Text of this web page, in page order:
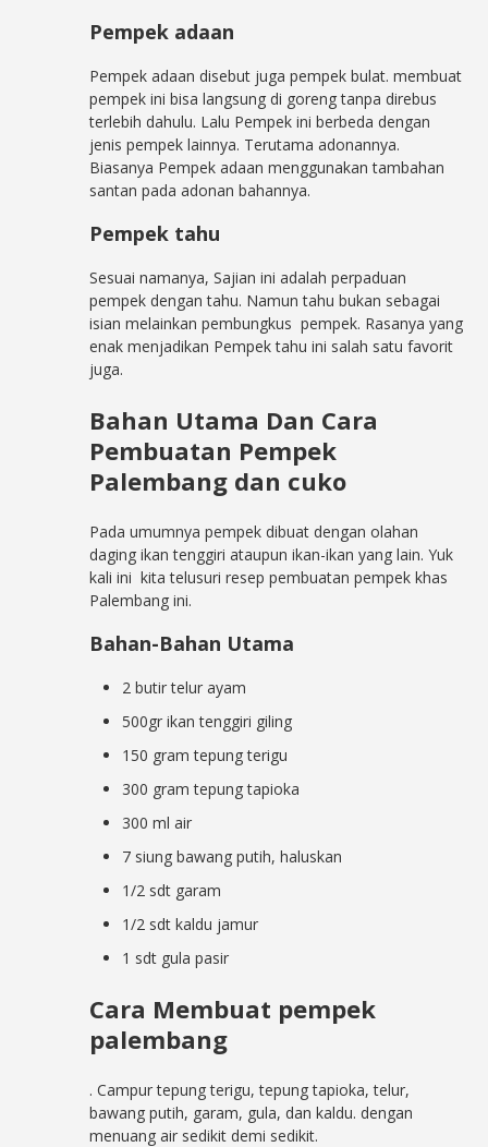
Pempek adaan
Pempek adaan disebut juga pempek bulat. membuat
pempek ini bisa langsung di goreng tanpa direbus
terlebih dahulu. Lalu Pempek ini berbeda dengan
jenis pempek lainnya. Terutama adonannya.
Biasanya Pempek adaan menggunakan tambahan
santan pada adonan bahannya.
Pempek tahu
Sesuai namanya, Sajian ini adalah perpaduan
pempek dengan tahu. Namun tahu bukan sebagai
isian melainkan pembungkus pempek. Rasanya yang
enak menjadikan Pempek tahu ini salah satu favorit
juga.
Bahan Utama Dan Cara
Pembuatan Pempek
Palembang dan cuko
Pada umumnya pempek dibuat dengan olahan
daging ikan tenggiri ataupun ikan-ikan yang lain. Yuk
kali ini kita telusuri resep pembuatan pempek khas
Palembang ini.
Bahan-Bahan Utama
2 butir telur ayam
500gr ikan tenggiri giling
150 gram tepung terigu
300 gram tepung tapioka
300 ml air
7 siung bawang putih, haluskan
1/2 sdt garam
1/2 sdt kaldu jamur
1 sdt gula pasir
Cara Membuat pempek
palembang
. Campur tepung terigu, tepung tapioka, telur,
bawang putih, garam, gula, dan kaldu. dengan
menuang air sedikit demi sedikit.